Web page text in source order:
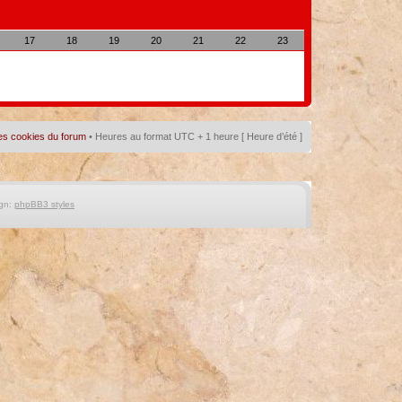
17 18 19 20 21 22 23
cookies du forum • Heures au format UTC + 1 heure [ Heure d’été ]
phpBB3 styles